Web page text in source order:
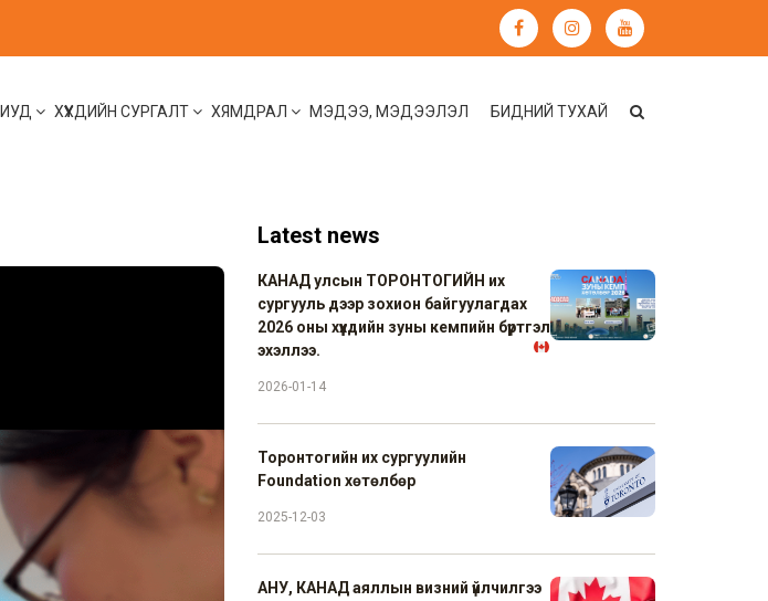
ХҮҮХДИЙН СУРГАЛТ ХЯМДРАЛ МЭДЭЭ, МЭДЭЭЛЭЛ БИДНИЙ ТУХАЙ
Latest news
КАНАД улсын ТОРОНТОГИЙН их
сургууль дээр зохион байгуулагдах
2026 оны хүүхдийн зуны кемпийн бүртгэл
эхэллээ.
2026-01-14
Торонтогийн их сургуулийн
Foundation хөтөлбөр
2025-12-03
АНУ, КАНАД аяллын визний үйлчилгээ